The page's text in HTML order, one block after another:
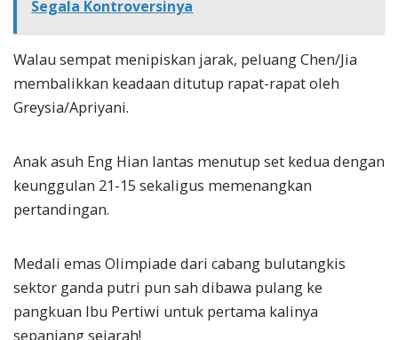
Segala Kontroversinya
Walau sempat menipiskan jarak, peluang Chen/Jia
membalikkan keadaan ditutup rapat-rapat oleh
Greysia/Apriyani.
Anak asuh Eng Hian lantas menutup set kedua dengan
keunggulan 21-15 sekaligus memenangkan
pertandingan.
Medali emas Olimpiade dari cabang bulutangkis
sektor ganda putri pun sah dibawa pulang ke
pangkuan Ibu Pertiwi untuk pertama kalinya
sepanjang sejarah!